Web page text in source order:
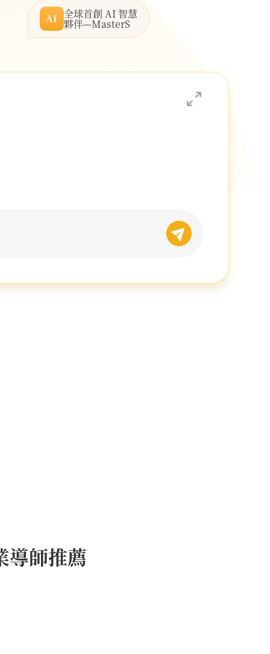
AI 全球首創 AI 智慧
夥伴—MasterS
導師推薦